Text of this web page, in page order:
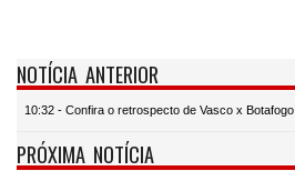
NOTÍCIA ANTERIOR
10:32 - Confira o retrospecto de Vasco x Botafogo
PRÓXIMA NOTÍCIA